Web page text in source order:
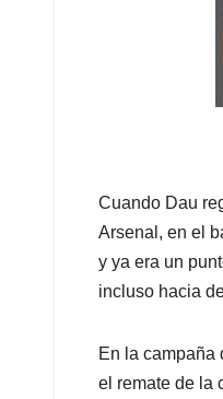
Cuando Dau
Arsenal, en el
y ya era un
incluso hacia
En la campaña
el remate de la